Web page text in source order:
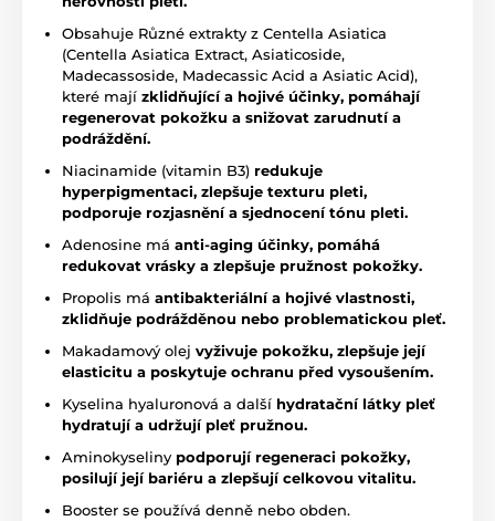
Obsahuje Různé extrakty z Centella Asiatica
(Centella Asiatica Extract, Asiaticoside,
Madecassoside, Madecassic Acid a Asiatic Acid),
které mají zklidňující a hojivé účinky, pomáhají
regenerovat pokožku a snižovat zarudnutí a
podráždění.
Niacinamide (vitamin B3) redukuje
hyperpigmentaci, zlepšuje texturu pleti,
podporuje rozjasnění a sjednocení tónu pleti.
Adenosine má anti-aging účinky, pomáhá
redukovat vrásky a zlepšuje pružnost pokožky.
Propolis má antibakteriální a hojivé vlastnosti,
zklidňuje podrážděnou nebo problematickou pleť.
Makadamový olej vyživuje pokožku, zlepšuje její
elasticitu a poskytuje ochranu před vysoušením.
Kyselina hyaluronová a další hydratační látky pleť
hydratují a udržují pleť pružnou.
Aminokyseliny podporují regeneraci pokožky,
posilují její bariéru a zlepšují celkovou vitalitu.
Booster se používá denně nebo obden.